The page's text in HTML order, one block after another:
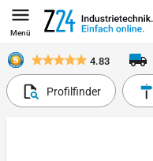
Menü
4.83
Profilfinder